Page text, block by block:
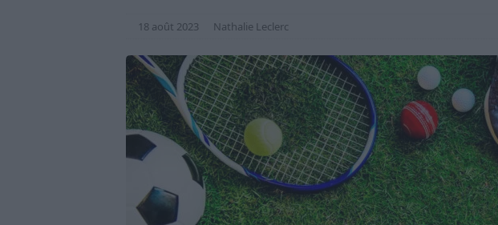
18 août 2023 Nathalie Leclerc